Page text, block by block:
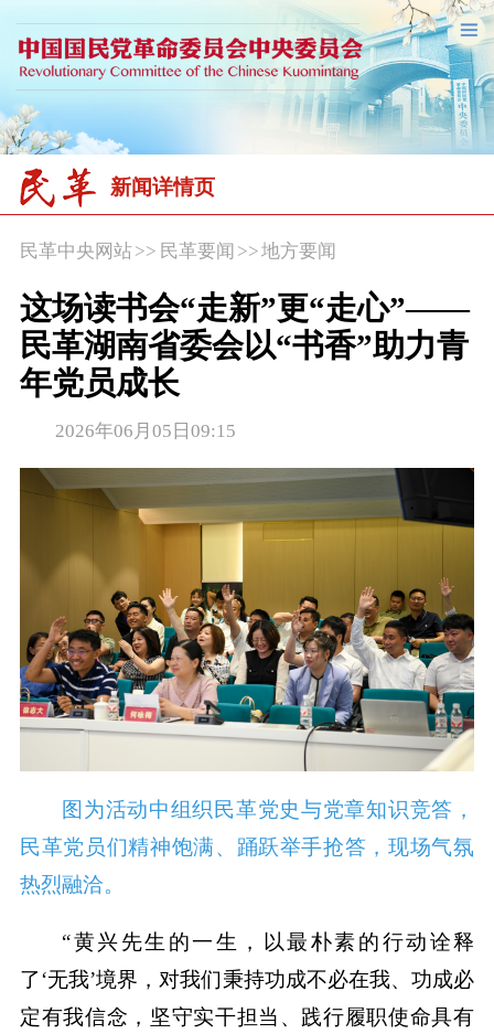
新闻详情页
民革中央网站>> 民革要闻 >>地方要闻
这场读书会“走新”更“走心”——
民革湖南省委会以“书香”助力青
年党员成长
2026年06月05日09:15
图为活动中组织民革党史与党章知识竞答，
民革党员们精神饱满、踊跃举手抢答，现场气氛
热烈融洽。
“黄兴先生的一生，以最朴素的行动诠释
了‘无我’境界，对我们秉持功成不必在我、功成必
定有我信念，坚守实干担当、践行履职使命具有